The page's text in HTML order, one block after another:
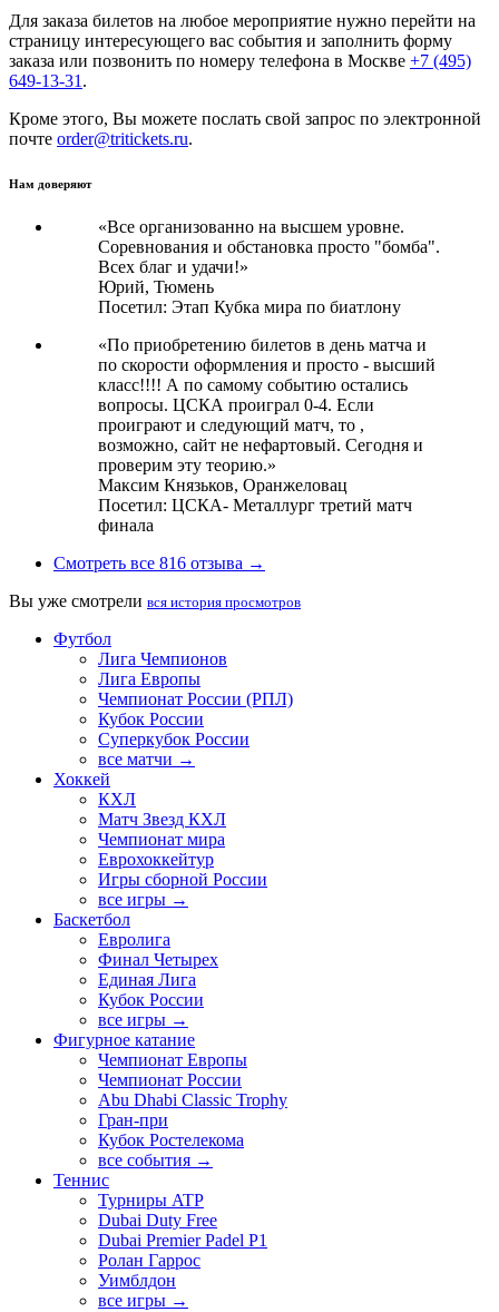
Для заказа билетов на любое мероприятие нужно перейти на
страницу интересующего вас события и заполнить форму
заказа или позвонить по номеру телефона в Москве +7 (495)
649-13-31 .
Кроме этого, Вы можете послать свой запрос по электронной
почте order@tritickets.ru.
Нам доверяют
«Все организованно на высшем уровне.
Соревнования и обстановка просто "бомба".
Всех благ и удачи!»
Юрий, Тюмень
Посетил: Этап Кубка мира по биатлону
«По приобретению билетов в день матча и
по скорости оформления и просто - высший
класс!!!! А по самому событию остались
вопросы. ЦСКА проиграл 0-4. Если
проиграют и следующий матч, то ,
возможно, сайт не нефартовый. Сегодня и
проверим эту теорию.»
Максим Князьков, Оранжеловац
Посетил: ЦСКА- Металлург третий матч
финала
Смотреть все 816 отзыва →
Вы уже смотрели вся история просмотров
Футбол
Лига Чемпионов
Лига Европы
Чемпионат России (РПЛ)
Кубок России
Суперкубок России
все матчи →
Хоккей
КХЛ
Матч Звезд КХЛ
Чемпионат мира
Еврохоккейтур
Игры сборной России
все игры →
Баскетбол
Евролига
Финал Четырех
Единая Лига
Кубок России
все игры →
Фигурное катание
Чемпионат Европы
Чемпионат России
Abu Dhabi Classic Trophy
Гран-при
Кубок Ростелекома
все события →
Теннис
Турниры ATP
Dubai Duty Free
Dubai Premier Padel P1
Ролан Гаррос
Уимблдон
все игры →